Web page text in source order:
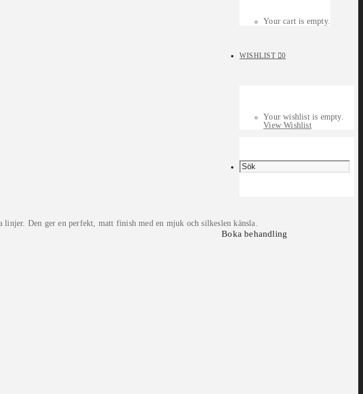
Your cart is empty.
WISHLIST 0
Your wishlist is empty.
View Wishlist
Boka behandling
Den ger en perfekt, matt finish med en mjuk och silkeslen känsla.